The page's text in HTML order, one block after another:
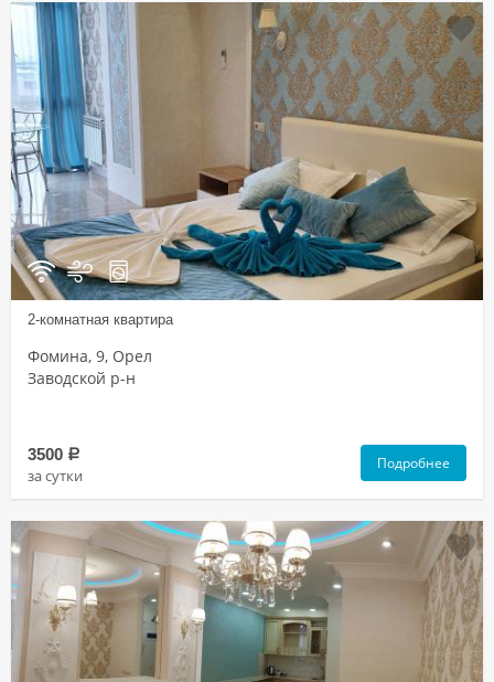
2-комнатная квартира
Фомина, 9, Орел
Заводской р-н
3500 a
за сутки
Подробнее